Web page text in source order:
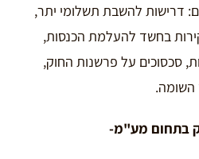
דרישות להשבת תשלומי יתר,
בחשד להעלמת הכנסות,
סכסוכים על פרשנות החוק,
השומה.
בתחום מע"מ-